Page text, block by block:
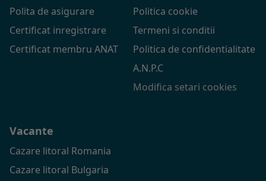
Polita de asigurare
Certificat inregistrare
Certificat membru ANAT
Politica cookie
Termeni si conditii
Politica de confidentialitate
A.N.P.C
Modifica setari cookies
Vacante
Cazare litoral Romania
Cazare litoral Bulgaria